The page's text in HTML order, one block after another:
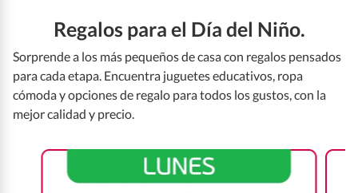
Regalos para el Día del Niño.
Sorprende a los más pequeños de casa con regalos pensados
para cada etapa. Encuentra juguetes educativos, ropa
cómoda y opciones de regalo para todos los gustos, con la
mejor calidad y precio.